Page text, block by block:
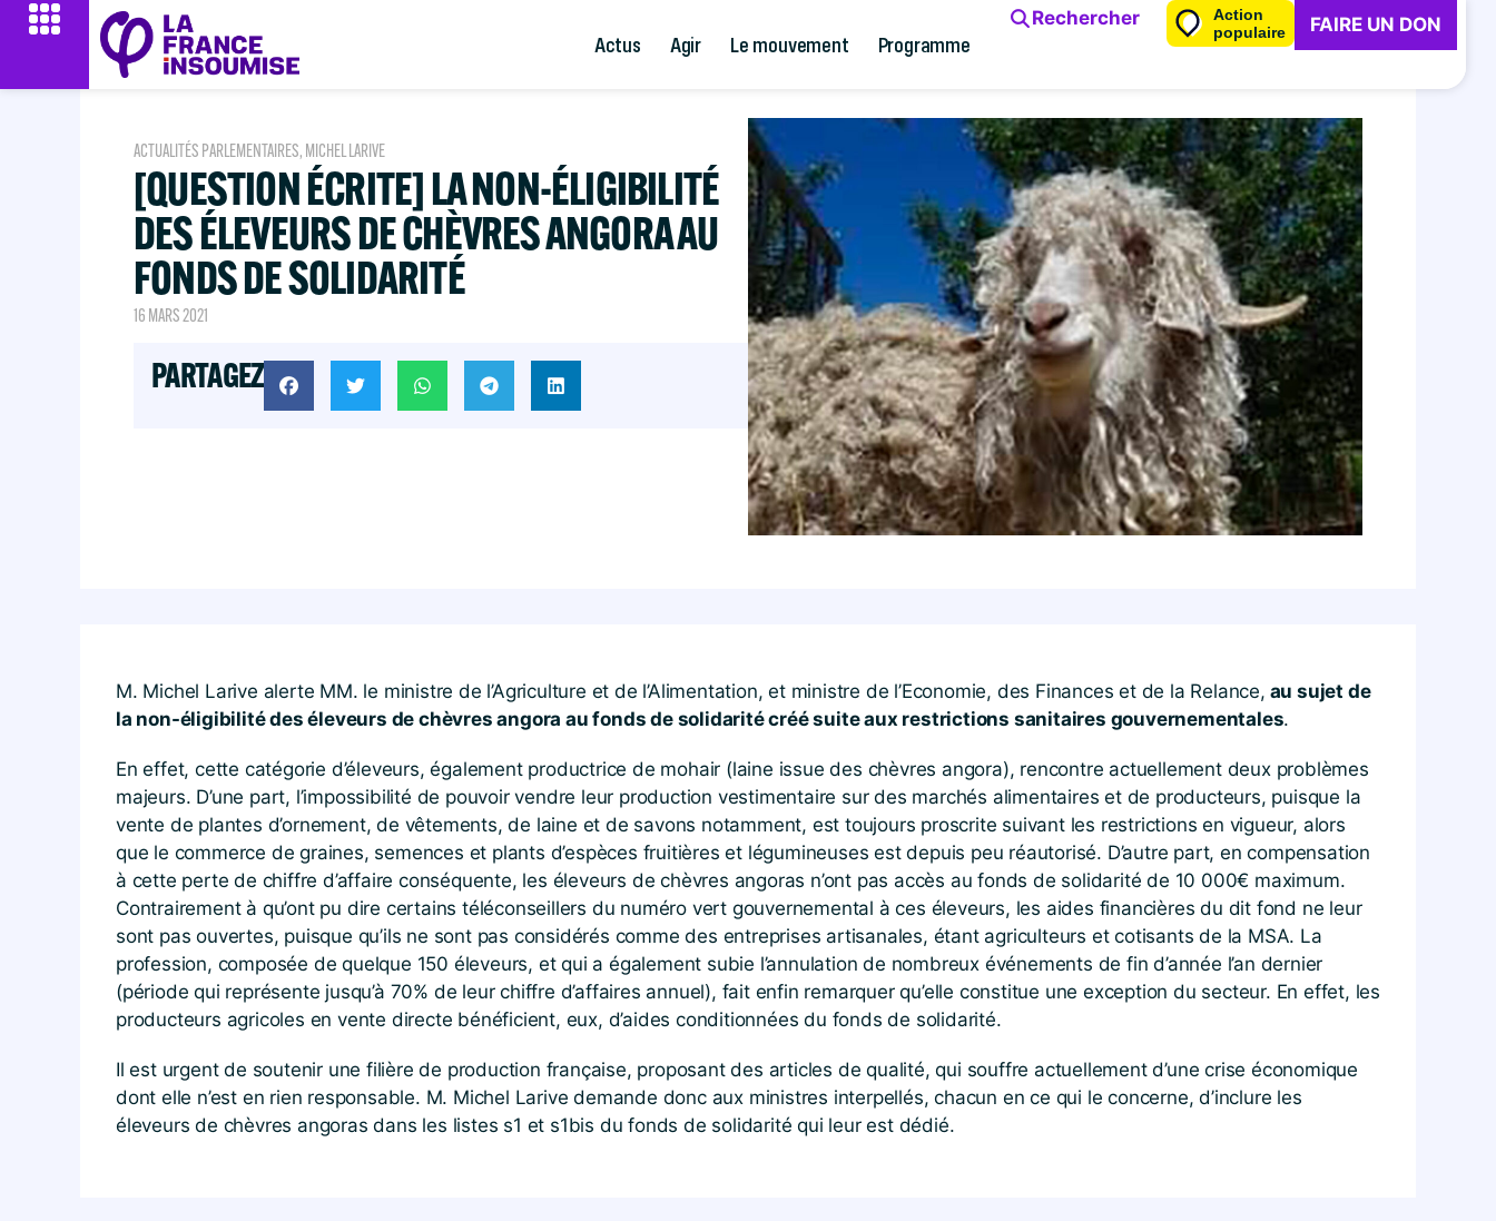
Actus Agir Le mouvement Programme
Rechercher
Action
populaire
FAIRE UN DON
ACTUALITÉS PARLEMENTAIRES, MICHEL LARIVE
[QUESTION ÉCRITE] LA NON-ÉLIGIBILITÉ
DES ÉLEVEURS DE CHÈVRES ANGORA AU
FONDS DE SOLIDARITÉ
16 MARS 2021
PARTAGEZ
M. Michel Larive alerte MM. le ministre de l’Agriculture et de l’Alimentation, et ministre de l’Economie, des Finances et de la Relance, au sujet de
la non-éligibilité des éleveurs de chèvres angora au fonds de solidarité créé suite aux restrictions sanitaires gouvernementales.
En effet, cette catégorie d’éleveurs, également productrice de mohair (laine issue des chèvres angora), rencontre actuellement deux problèmes
majeurs. D’une part, l’impossibilité de pouvoir vendre leur production vestimentaire sur des marchés alimentaires et de producteurs, puisque la
vente de plantes d’ornement, de vêtements, de laine et de savons notamment, est toujours proscrite suivant les restrictions en vigueur, alors
que le commerce de graines, semences et plants d’espèces fruitières et légumineuses est depuis peu réautorisé. D’autre part, en compensation
à cette perte de chiffre d’affaire conséquente, les éleveurs de chèvres angoras n’ont pas accès au fonds de solidarité de 10 000€ maximum.
Contrairement à qu’ont pu dire certains téléconseillers du numéro vert gouvernemental à ces éleveurs, les aides financières du dit fond ne leur
sont pas ouvertes, puisque qu’ils ne sont pas considérés comme des entreprises artisanales, étant agriculteurs et cotisants de la MSA. La
profession, composée de quelque 150 éleveurs, et qui a également subie l’annulation de nombreux événements de fin d’année l’an dernier
(période qui représente jusqu’à 70% de leur chiffre d’affaires annuel), fait enfin remarquer qu’elle constitue une exception du secteur. En effet, les
producteurs agricoles en vente directe bénéficient, eux, d’aides conditionnées du fonds de solidarité.
Il est urgent de soutenir une filière de production française, proposant des articles de qualité, qui souffre actuellement d’une crise économique
dont elle n’est en rien responsable. M. Michel Larive demande donc aux ministres interpellés, chacun en ce qui le concerne, d’inclure les
éleveurs de chèvres angoras dans les listes s1 et s1bis du fonds de solidarité qui leur est dédié.